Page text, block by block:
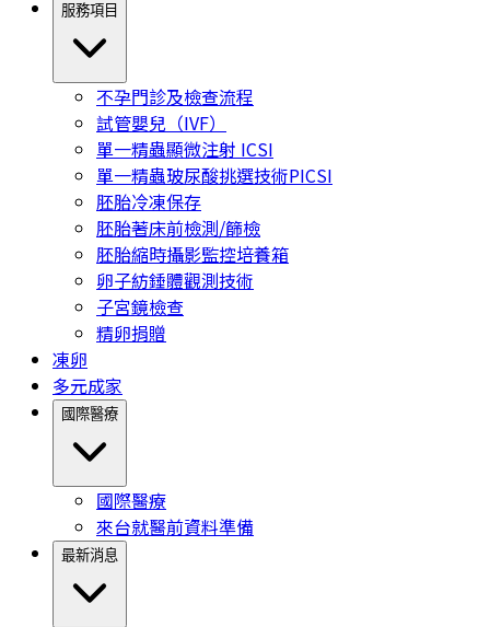
服務項目
不孕門診及檢查流程
試管嬰兒（IVF）
單一精蟲顯微注射 ICSI
單一精蟲玻尿酸挑選技術PICSI
胚胎冷凍保存
胚胎著床前檢測/篩檢
胚胎縮時攝影監控培養箱
卵子紡錘體觀測技術
子宮鏡檢查
精卵捐贈
凍卵
多元成家
國際醫療
國際醫療
來台就醫前資料準備
最新消息